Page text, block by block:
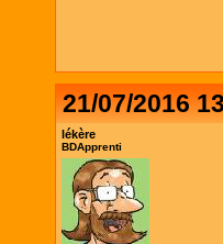
21/07/2016
lékère
BDApprenti